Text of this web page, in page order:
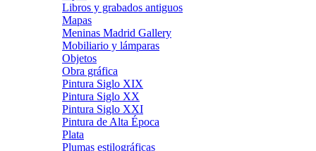
Libros y grabados antiguos
Mapas
Meninas Madrid Gallery
Mobiliario y lámparas
Objetos
Obra gráfica
Pintura Siglo XIX
Pintura Siglo XX
Pintura Siglo XXI
Pintura de Alta Época
Plata
Plumas estilográficas